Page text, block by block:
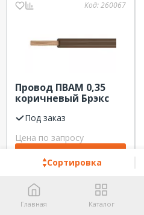
Сортировка
Код:260067
Провод ПВАМ 0,35
коричневый Брэкс
Под заказ
Цена по запросу
Код:260062
Главная Каталог